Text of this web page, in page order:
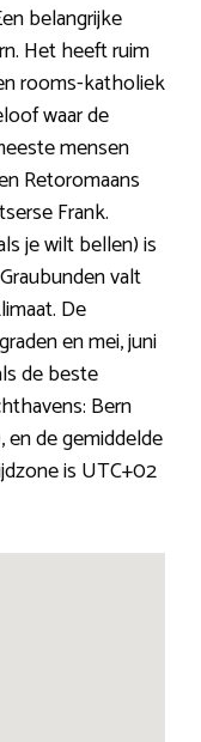
belangrijke
Het heeft ruim
rooms-katholiek
waar de
mensen
Retoromaans
Frank.
je wilt bellen) is
valt
De
en mei, juni
de beste
Bern
en de gemiddelde
is UTC+02